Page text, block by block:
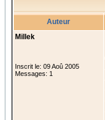
Auteur
Millek
Inscrit le: 09 Aoû 2005
Messages: 1